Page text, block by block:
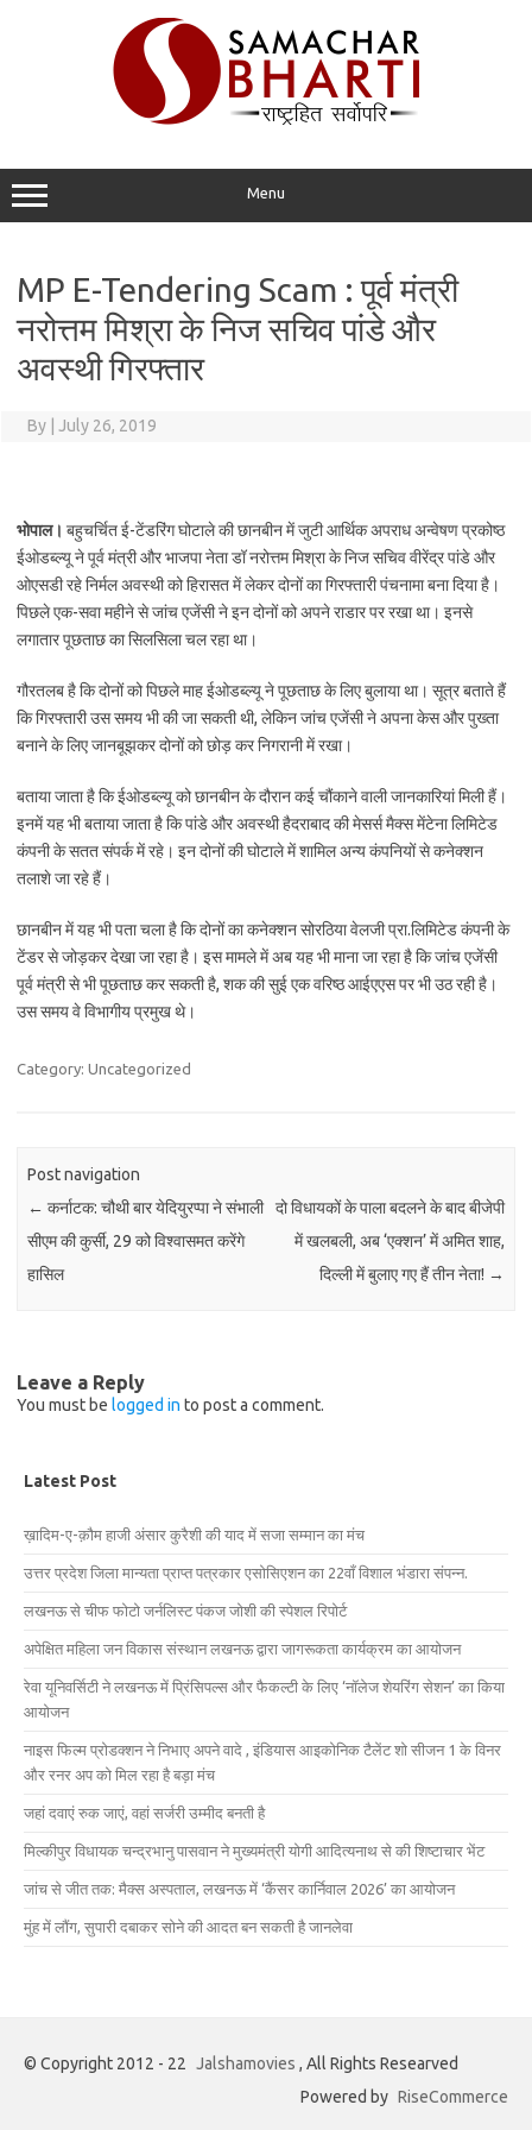
Menu
MP E-Tendering Scam : पूर्व मंत्री
नरोत्तम मिश्रा के निज सचिव पांडे और
अवस्थी गिरफ्तार
By July 26, 2019
भोपाल। बहुचर्चित ई-टेंडरिंग घोटाले की छानबीन में जुटी आर्थिक अपराध अन्वेषण प्रकोष्ठ
ईओडब्ल्यू ने पूर्व मंत्री और भाजपा नेता डॉ नरोत्तम मिश्रा के निज सचिव वीरेंद्र पांडे और
ओएसडी रहे निर्मल अवस्थी को हिरासत में लेकर दोनों का गिरफ्तारी पंचनामा बना दिया है।
पिछले एक-सवा महीने से जांच एजेंसी ने इन दोनों को अपने राडार पर रखा था। इनसे
लगातार पूछताछ का सिलसिला चल रहा था।
गौरतलब है कि दोनों को पिछले माह ईओडब्ल्यू ने पूछताछ के लिए बुलाया था। सूत्र बताते हैं
कि गिरफ्तारी उस समय भी की जा सकती थी, लेकिन जांच एजेंसी ने अपना केस और पुख्ता
बनाने के लिए जानबूझकर दोनों को छोड़ कर निगरानी में रखा।
बताया जाता है कि ईओडब्ल्यू को छानबीन के दौरान कई चौंकाने वाली जानकारियां मिली हैं।
इनमें यह भी बताया जाता है कि पांडे और अवस्थी हैदराबाद की मेसर्स मैक्स मेंटेना लिमिटेड
कंपनी के सतत संपर्क में रहे। इन दोनों की घोटाले में शामिल अन्य कंपनियों से कनेक्शन
तलाशे जा रहे हैं।
छानबीन में यह भी पता चला है कि दोनों का कनेक्शन सोरठिया वेलजी प्रा.लिमिटेड कंपनी के
टेंडर से जोड़कर देखा जा रहा है। इस मामले में अब यह भी माना जा रहा है कि जांच एजेंसी
पूर्व मंत्री से भी पूछताछ कर सकती है, शक की सुई एक वरिष्ठ आईएएस पर भी उठ रही है।
उस समय वे विभागीय प्रमुख थे।
Category: Uncategorized
Post navigation
← कर्नाटक: चौथी बार येदियुरप्पा ने संभाली
सीएम की कुर्सी, 29 को विश्वासमत करेंगे
हासिल
दो विधायकों के पाला बदलने के बाद बीजेपी
में खलबली, अब ‘एक्शन’ में अमित शाह,
दिल्ली में बुलाए गए हैं तीन नेता! →
Leave a Reply
You must be logged in to post a comment.
Latest Post
ख़ादिम-ए-क़ौम हाजी अंसार कुरैशी की याद में सजा सम्मान का मंच
उत्तर प्रदेश जिला मान्यता प्राप्त पत्रकार एसोसिएशन का 22वाँ विशाल भंडारा संपन्न.
लखनऊ से चीफ फोटो जर्नलिस्ट पंकज जोशी की स्पेशल रिपोर्ट
अपेक्षित महिला जन विकास संस्थान लखनऊ द्वारा जागरूकता कार्यक्रम का आयोजन
रेवा यूनिवर्सिटी ने लखनऊ में प्रिंसिपल्स और फैकल्टी के लिए ‘नॉलेज शेयरिंग सेशन’ का किया
आयोजन
नाइस फिल्म प्रोडक्शन ने निभाए अपने वादे , इंडियास आइकोनिक टैलेंट शो सीजन 1 के विनर
और रनर अप को मिल रहा है बड़ा मंच
जहां दवाएं रुक जाएं, वहां सर्जरी उम्मीद बनती है
मिल्कीपुर विधायक चन्द्रभानु पासवान ने मुख्यमंत्री योगी आदित्यनाथ से की शिष्टाचार भेंट
जांच से जीत तक: मैक्स अस्पताल, लखनऊ में ‘कैंसर कार्निवाल 2026’ का आयोजन
मुंह में लौंग, सुपारी दबाकर सोने की आदत बन सकती है जानलेवा
© Copyright 2012 - 22 Jalshamovies , All Rights Researved
Powered by RiseCommerce